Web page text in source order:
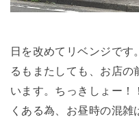
日を改めてリベンジで
るもまたしても、お店
います。ちっきしょー！
くある為、お昼時の混